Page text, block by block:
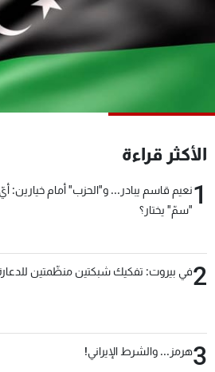
الأكثر قراءة
1نعيم قاسم يبادر... و"الحزب" أمام خيارين: أيّ
"سمّ" يختار؟
2في بيروت: تفكيك شبكتين منظّمتين
3هرمز... والشرط الإيراني!
شاهد البرامج
عن MTV
الإنـتـاج
وظائف
سياسة